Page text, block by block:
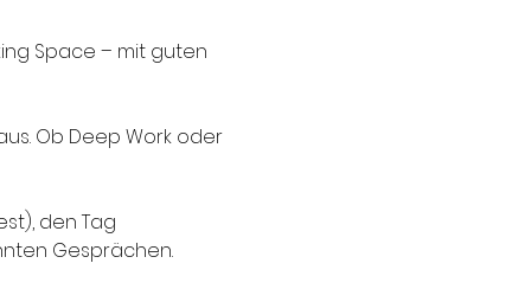
Space – mit guten
Ob Deep Work oder
den Tag
Gesprächen.